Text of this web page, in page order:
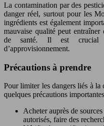
La contamination par des
danger réel, surtout pour les
ingrédients est également
mauvaise qualité peut entraîner
de santé. Il est crucial
d’approvisionnement.
Précautions à prendre
Pour limiter les dangers liés à
quelques précautions
Acheter auprès de
autorisés, faire des